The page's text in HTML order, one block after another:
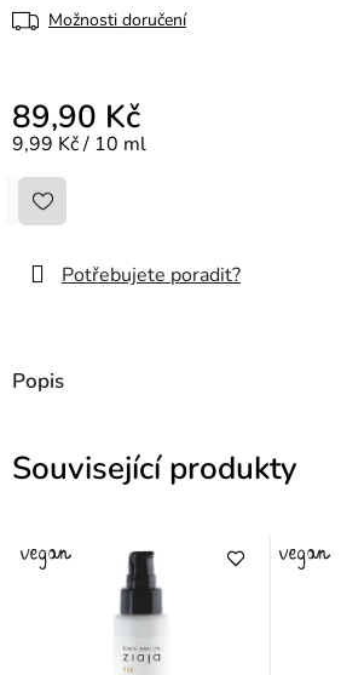
Možnosti doručení
89,90 Kč
Měrná cena:
9,99 Kč / 10 ml
Potřebujete poradit?
Popis
Související produkty